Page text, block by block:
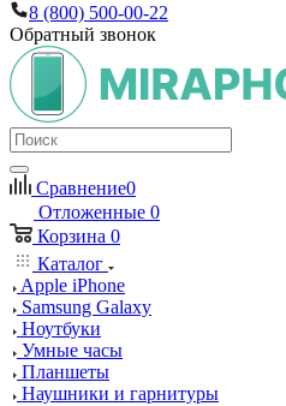
8 (800) 500-00-22
Обратный звонок
Сравнение0
Отложенные 0
Корзина 0
Каталог
Apple iPhone
Samsung Galaxy
Ноутбуки
Умные часы
Планшеты
Наушники и гарнитуры